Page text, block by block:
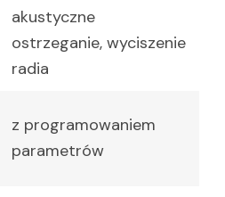
akustyczne
ostrzeganie, wyciszenie
radia
z programowaniem
parametrów